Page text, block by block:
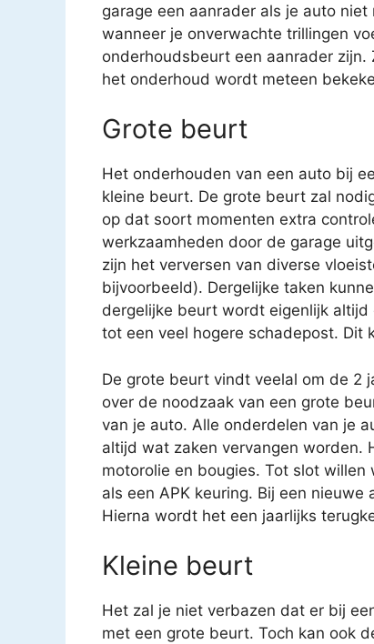
garage een aanrader als je auto
wanneer je onverwachte trillingen
onderhoudsbeurt een aanrader
het onderhoud wordt meteen
Grote beurt
Het onderhouden van een auto bij
kleine beurt. De grote beurt zal
op dat soort momenten extra
werkzaamheden door de garage
zijn het verversen van diverse
bijvoorbeeld). Dergelijke taken
dergelijke beurt wordt eigenlijk
tot een veel hogere schadepost. Dit
De grote beurt vindt veelal om de 2
over de noodzaak van een grote
van je auto. Alle onderdelen van je
altijd wat zaken vervangen worden.
motorolie en bougies. Tot slot
als een APK keuring. Bij een
Hierna wordt het een jaarlijks
Kleine beurt
Het zal je niet verbazen dat er bij
met een grote beurt. Toch kan ook